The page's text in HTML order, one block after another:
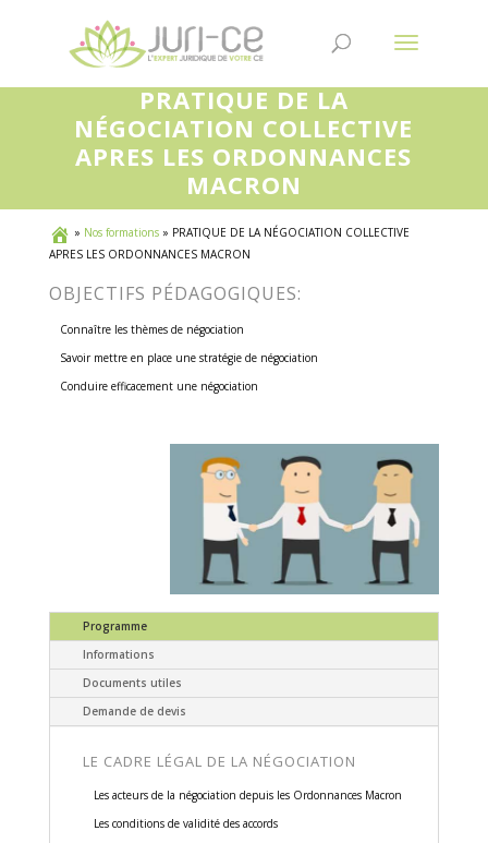
PRATIQUE DE LA
NÉGOCIATION COLLECTIVE
APRES LES ORDONNANCES
MACRON
» Nos formations» PRATIQUE DE LA NÉGOCIATION COLLECTIVE
APRES LES ORDONNANCES MACRON
OBJECTIFS PÉDAGOGIQUES:
Connaître les thèmes de négociation
Savoir mettre en place une stratégie de négociation
Conduire efficacement une négociation
Programme
Informations
Documents utiles
Demande de devis
LE CADRE LÉGAL DE LA NÉGOCIATION
Les acteurs de la négociation depuis les Ordonnances Macron
Les conditions de validité des accords